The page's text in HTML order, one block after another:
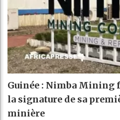
Guinée : Nimba Mining
la signature de sa
minière